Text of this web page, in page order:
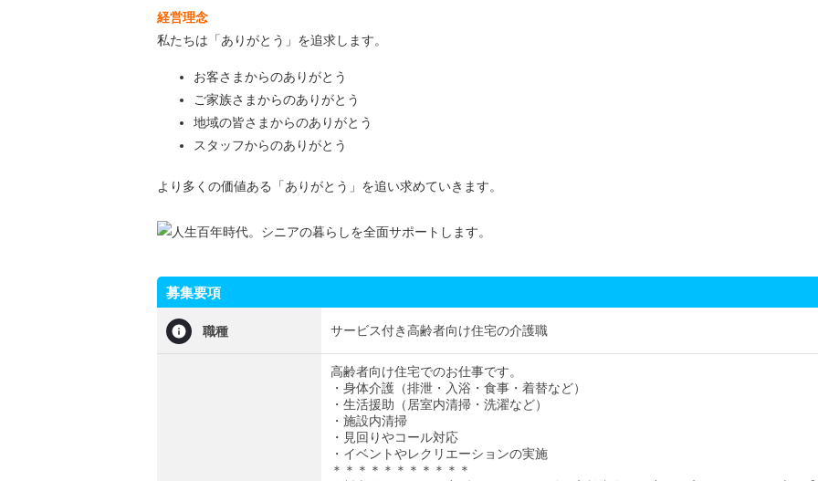
経営理念
私たちは 「ありがとう」 を追求します。
お客さまからのありがとう
ご家族さまからのありがとう
地域の皆さまからのありがとう
スタッフからのありがとう
より多くの価値ある「ありがとう」を追い求めていきます。
募集要項
職種 サービス付き高齢者向け住宅の介護職
高齢者向け住宅でのお仕事です。
・身体介護（排泄・入浴・食事・着替など）
・生活援助（居室内清掃・洗濯など）
・施設内清掃
・見回りやコール対応
・イベントやレクリエーションの実施
＊＊＊＊＊＊＊＊＊＊＊